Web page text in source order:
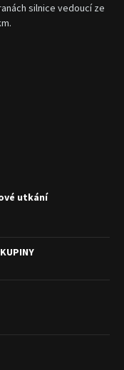
silnice vedoucí ze
utkání